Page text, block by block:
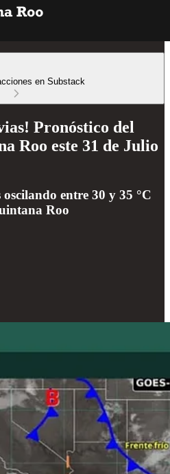
en Substack
Pronóstico del
Roo este 31 de Julio
entre 30 y 35 °C
Roo